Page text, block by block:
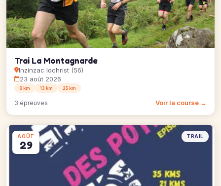
Trai La Montagnarde
Inzinzac lochrist (56)
23 août 2026
8 km 13 km 25 km
3 épreuves Voir la course →
AOÛT
29
TRAIL